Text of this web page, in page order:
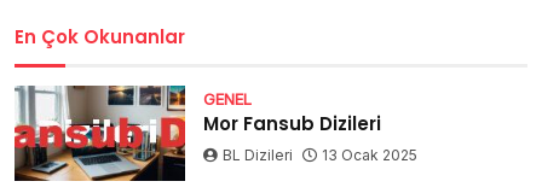
En Çok Okunanlar
GENEL
Mor Fansub Dizileri
BL Dizileri 13 Ocak 2025